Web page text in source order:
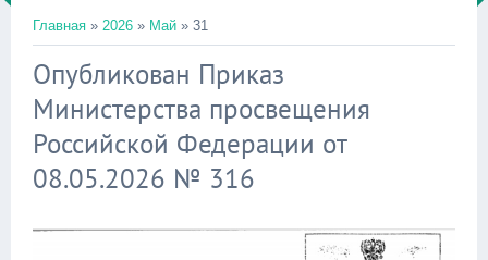
Главная » 2026 » Май » 31
Опубликован Приказ
Министерства просвещения
Российской Федерации от
08.05.2026 № 316